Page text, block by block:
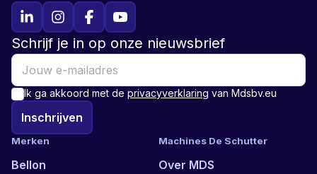
Merken
Bellon
Machines De Schutter
Over MDS
Schrijf je in op onze nieuwsbrief
Ik ga akkoord met de privacyverklaring van Mdsbv.eu
Inschrijven